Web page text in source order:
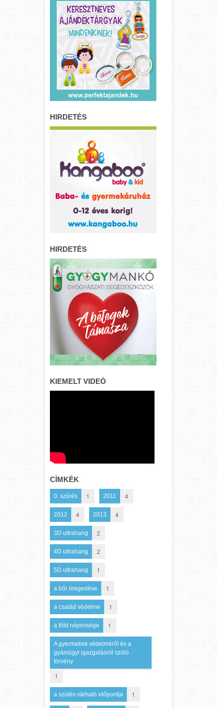
HIRDETÉS
HIRDETÉS
KIEMELT VIDEÓ
CÍMKÉK
0. szűrés 1 2011 4
2012 4 2013 4
3D ultrahang 2
4D ultrahang 2
5D ultrahang 1
a bőr öregedése 1
a család védelme 1
a föld népessége 1
A gyermekek védelméről és a
gyámügyi igazgatásról szóló
törvény
1
a szülés várható időpontja 1